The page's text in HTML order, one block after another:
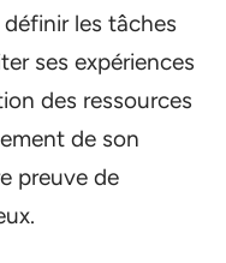
les tâches
ses expériences
des ressources
de son
preuve de